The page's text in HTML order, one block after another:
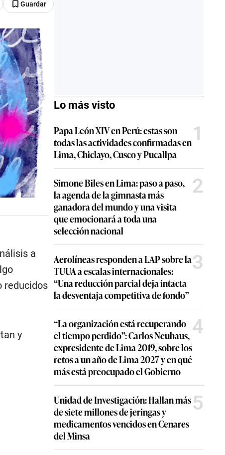
Guardar
a
reducidos
y
Lo más visto
Papa León XIV en Perú: estas son
todas las actividades confirmadas en
Lima, Chiclayo, Cusco y Pucallpa
1
Simone Biles en Lima: paso a paso,
la agenda de la gimnasta más
ganadora del mundo y una visita
que emocionará a toda una
selección nacional
2
Aerolíneas responden a LAP sobre la
TUUA a escalas internacionales:
“Una reducción parcial deja intacta
la desventaja competitiva de fondo”
3
“La organización está recuperando
el tiempo perdido”: Carlos Neuhaus,
expresidente de Lima 2019, sobre los
retos a un año de Lima 2027 y en qué
más está preocupado el Gobierno
4
Unidad de Investigación: Hallan más
de siete millones de jeringas y
medicamentos vencidos en Cenares
del Minsa
5